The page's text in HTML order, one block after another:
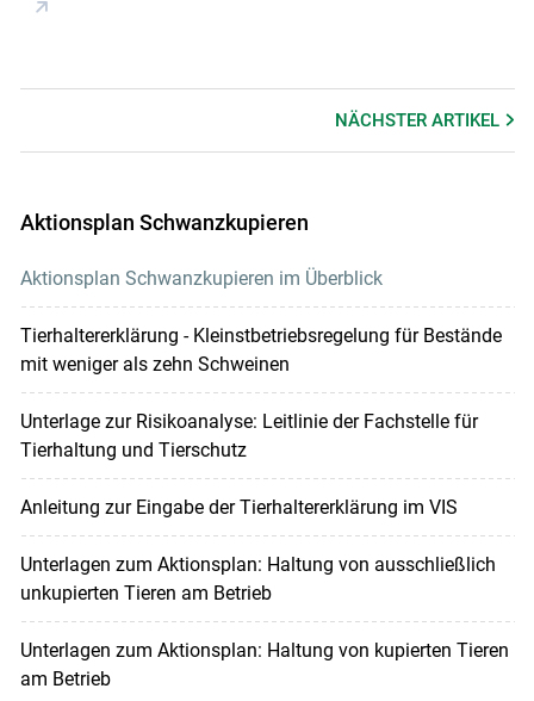
NÄCHSTERARTIKEL
Aktionsplan Schwanzkupieren
Aktionsplan Schwanzkupieren im Überblick
Tierhaltererklärung - Kleinstbetriebsregelung für Bestände
mit weniger als zehn Schweinen
Unterlage zur Risikoanalyse: Leitlinie der Fachstelle für
Tierhaltung und Tierschutz
Anleitung zur Eingabe der Tierhaltererklärung im VIS
Unterlagen zum Aktionsplan: Haltung von ausschließlich
unkupierten Tieren am Betrieb
Unterlagen zum Aktionsplan: Haltung von kupierten Tieren
am Betrieb